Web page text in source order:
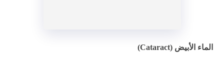
الماء الأبيض (Cataract)